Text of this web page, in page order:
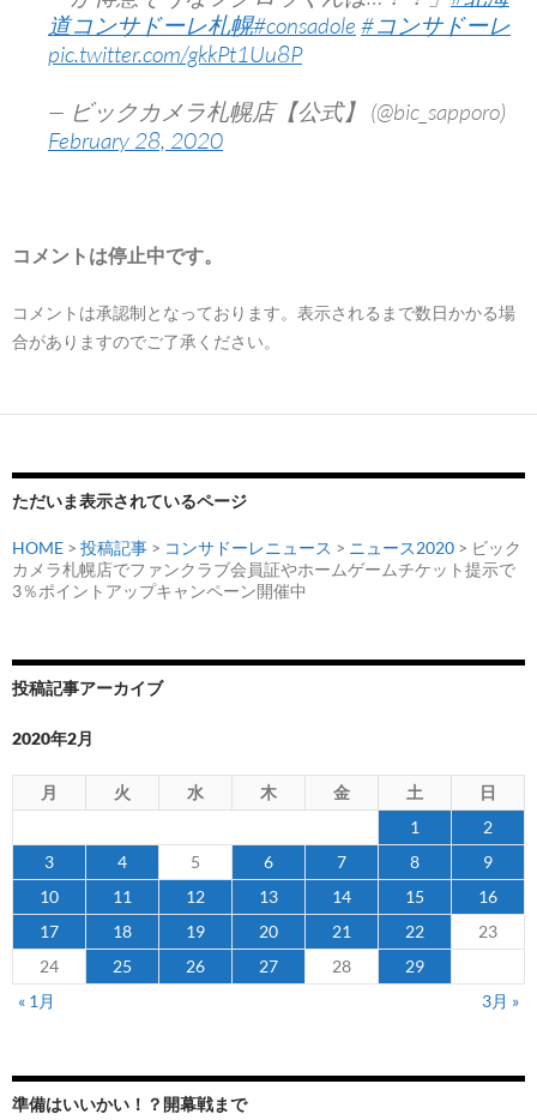
道コンサドーレ札幌#consadole #コンサドーレ
pic.twitter.com/gkkPt1Uu8P
— ビックカメラ札幌店【公式】 (@bic_sapporo)
February 28, 2020
コメントは停止中です。
コメントは承認制となっております。表示されるまで数日かかる場
合がありますのでご了承ください。
ただいま表示されているページ
HOME > 投稿記事 > コンサドーレニュース > ニュース2020 > ビック
カメラ札幌店でファンクラブ会員証やホームゲームチケット提示で
3％ポイントアップキャンペーン開催中
投稿記事アーカイブ
2020年2月
月 火 水 木 金 土
日
1
2
3
4 5 6 7 8
9
10
11 12 13 14 15
16
17
18 19 20 21 22
23
24
25 26 27 28
29
« 1月
3月 »
準備はいいかい！？開幕戦まで